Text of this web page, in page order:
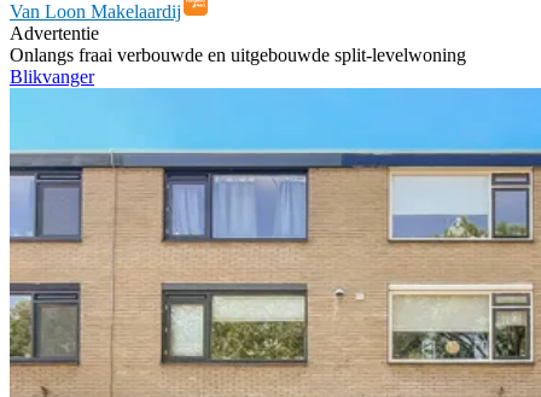
Van Loon Makelaardij
Advertentie
Onlangs fraai verbouwde en uitgebouwde split-levelwoning
Blikvanger